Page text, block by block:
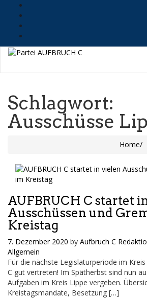
Schlagwort:
Ausschüsse
Home
AUFBRUCH C startet
Ausschüssen und
Kreistag
7. Dezember 2020 by Aufbruch C
Allgemein
Für die nächste Legislaturperiode im Kreis
C gut vertreten! Im Spätherbst sind nun
Aufgaben im Kreis Lippe vergeben.
Kreistagsmandate, Besetzung […]